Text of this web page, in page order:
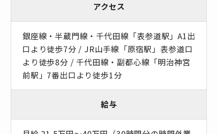
アクセス
銀座線・半蔵門線・千代田線「表参道駅」A1出
口より徒歩7分 / JR山手線「原宿駅」表参道口
より徒歩8分 / 千代田線・副都心線「明治神宮
前駅」7番出口より徒歩1分
給与